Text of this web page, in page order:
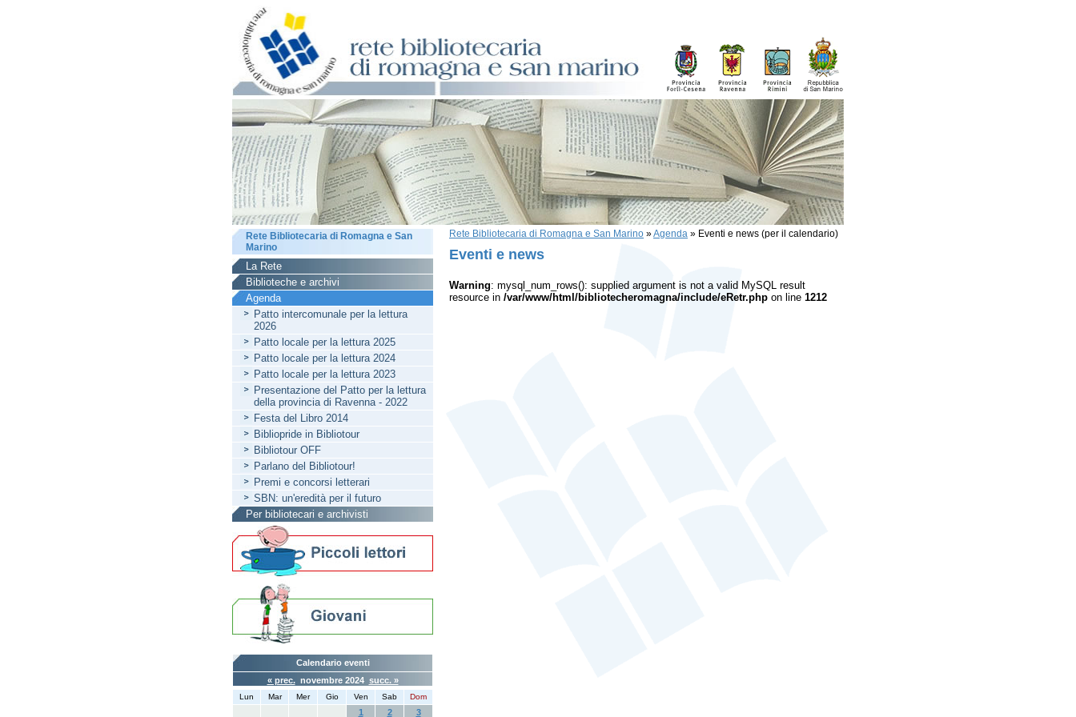
Rete Bibliotecaria di Romagna e San Marino »Agenda » Eventi e news (per il calendario)
Eventi e news
Warning: mysql_num_rows(): supplied argument is not a valid MySQL result
resource in /var/www/html/bibliotecheromagna/include/eRetr.php on line 1212
Rete Bibliotecaria di Romagna e San
Marino
La Rete
Biblioteche e archivi
Agenda
Patto intercomunale per la lettura
2026
Patto locale per la lettura 2025
Patto locale per la lettura 2024
Patto locale per la lettura 2023
Presentazione del Patto per la lettura
della provincia di Ravenna - 2022
Festa del Libro 2014
Bibliopride in Bibliotour
Bibliotour OFF
Parlano del Bibliotour!
Premi e concorsi letterari
SBN: un'eredità per il futuro
Per bibliotecari e archivisti
Calendario eventi
« prec.novembre 2024 succ. »
Lun Mar Mer Gio Ven Sab Dom
1 2 3